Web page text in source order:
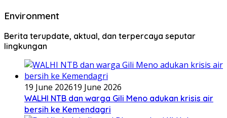
Environment
Berita terupdate, aktual, dan terpercaya seputar
lingkungan
19 June 202619 June 2026
WALHI NTB dan warga Gili Meno adukan krisis air
bersih ke Kemendagri